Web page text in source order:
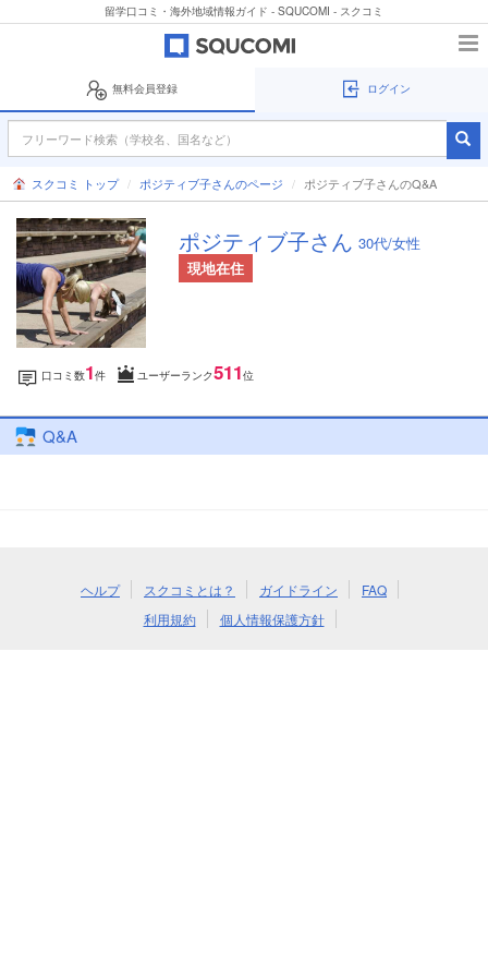
留学口コミ・海外地域情報ガイド - SQUCOMI - スクコミ
無料会員登録 ログイン
スクコミ トップ ポジティブ子さんのページ ポジティブ子さんのQ&A
ポジティブ子さん 30代/女性
現地在住
口コミ数1件 ユーザーランク511位
Q&A
ヘルプ スクコミとは？ ガイドライン
FAQ
利用規約
個人情報保護方針